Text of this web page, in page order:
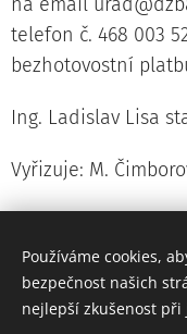
telefon č. 468 003
bezhotovostní
Ing. Ladislav Lisa
Vyřizuje: M.
Do konce října je
odpady r. 2021
Používáme cookies,
bezpečnost našich
nejlepší zkušenost při